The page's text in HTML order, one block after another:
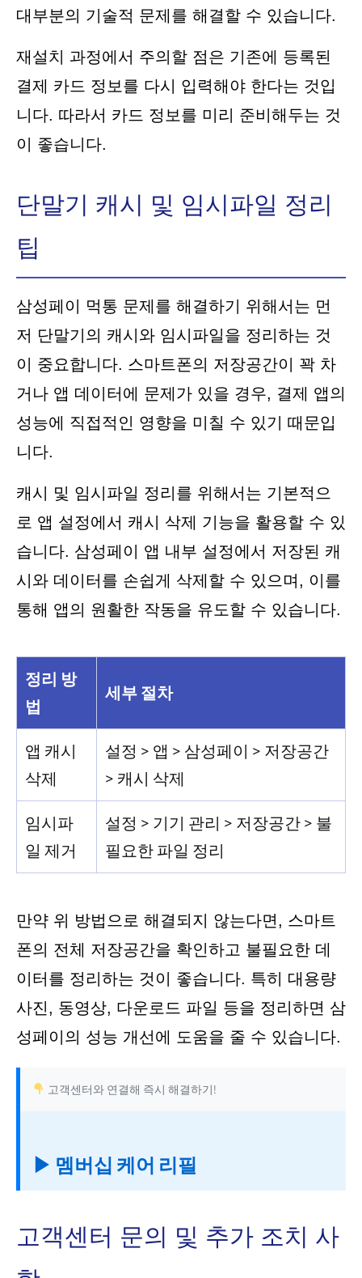
대부분의 기술적 문제를 해결할 수 있습니다.
재설치 과정에서 주의할 점은 기존에 등록된
결제 카드 정보를 다시 입력해야 한다는 것입
니다. 따라서 카드 정보를 미리 준비해두는 것
이 좋습니다.
단말기 캐시 및 임시파일 정리
팁
삼성페이 먹통 문제를 해결하기 위해서는 먼
저 단말기의 캐시와 임시파일을 정리하는 것
이 중요합니다. 스마트폰의 저장공간이 꽉 차
거나 앱 데이터에 문제가 있을 경우, 결제 앱의
성능에 직접적인 영향을 미칠 수 있기 때문입
니다.
캐시 및 임시파일 정리를 위해서는 기본적으
로 앱 설정에서 캐시 삭제 기능을 활용할 수 있
습니다. 삼성페이 앱 내부 설정에서 저장된 캐
시와 데이터를 손쉽게 삭제할 수 있으며, 이를
통해 앱의 원활한 작동을 유도할 수 있습니다.
정리 방
법
세부 절차
앱 캐시
삭제
설정 > 앱 > 삼성페이 > 저장공간
> 캐시 삭제
임시파
일 제거
설정 > 기기 관리 > 저장공간 > 불
필요한 파일 정리
만약 위 방법으로 해결되지 않는다면, 스마트
폰의 전체 저장공간을 확인하고 불필요한 데
이터를 정리하는 것이 좋습니다. 특히 대용량
사진, 동영상, 다운로드 파일 등을 정리하면 삼
성페이의 성능 개선에 도움을 줄 수 있습니다.
고객센터와 연결해 즉시 해결하기!
▶ 멤버십 케어 리필
고객센터 문의 및 추가 조치 사